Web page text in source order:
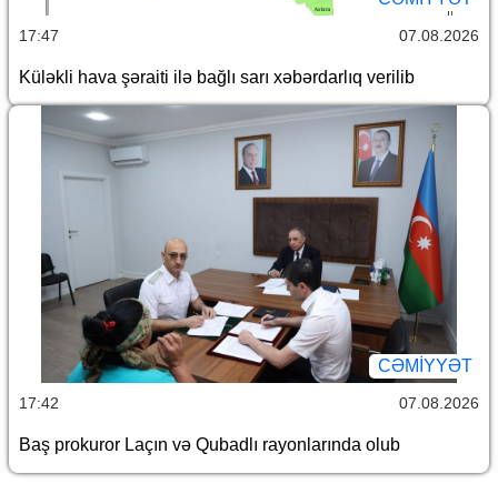
17:47 07.08.2026
Küləkli hava şəraiti ilə bağlı sarı xəbərdarlıq verilib
CƏMİYYƏT
17:42 07.08.2026
Baş prokuror Laçın və Qubadlı rayonlarında olub